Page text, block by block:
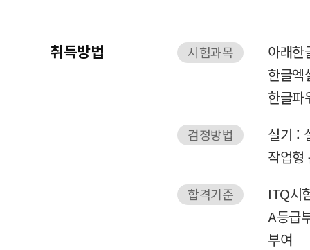
취득방법 시험과목
아래한
한글엑
한글파
검정방법
실기 :
작업형
합격기준
ITQ시
A등급
부여